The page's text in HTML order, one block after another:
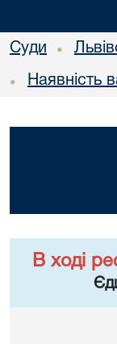
Суди •
• Наявність
В ході